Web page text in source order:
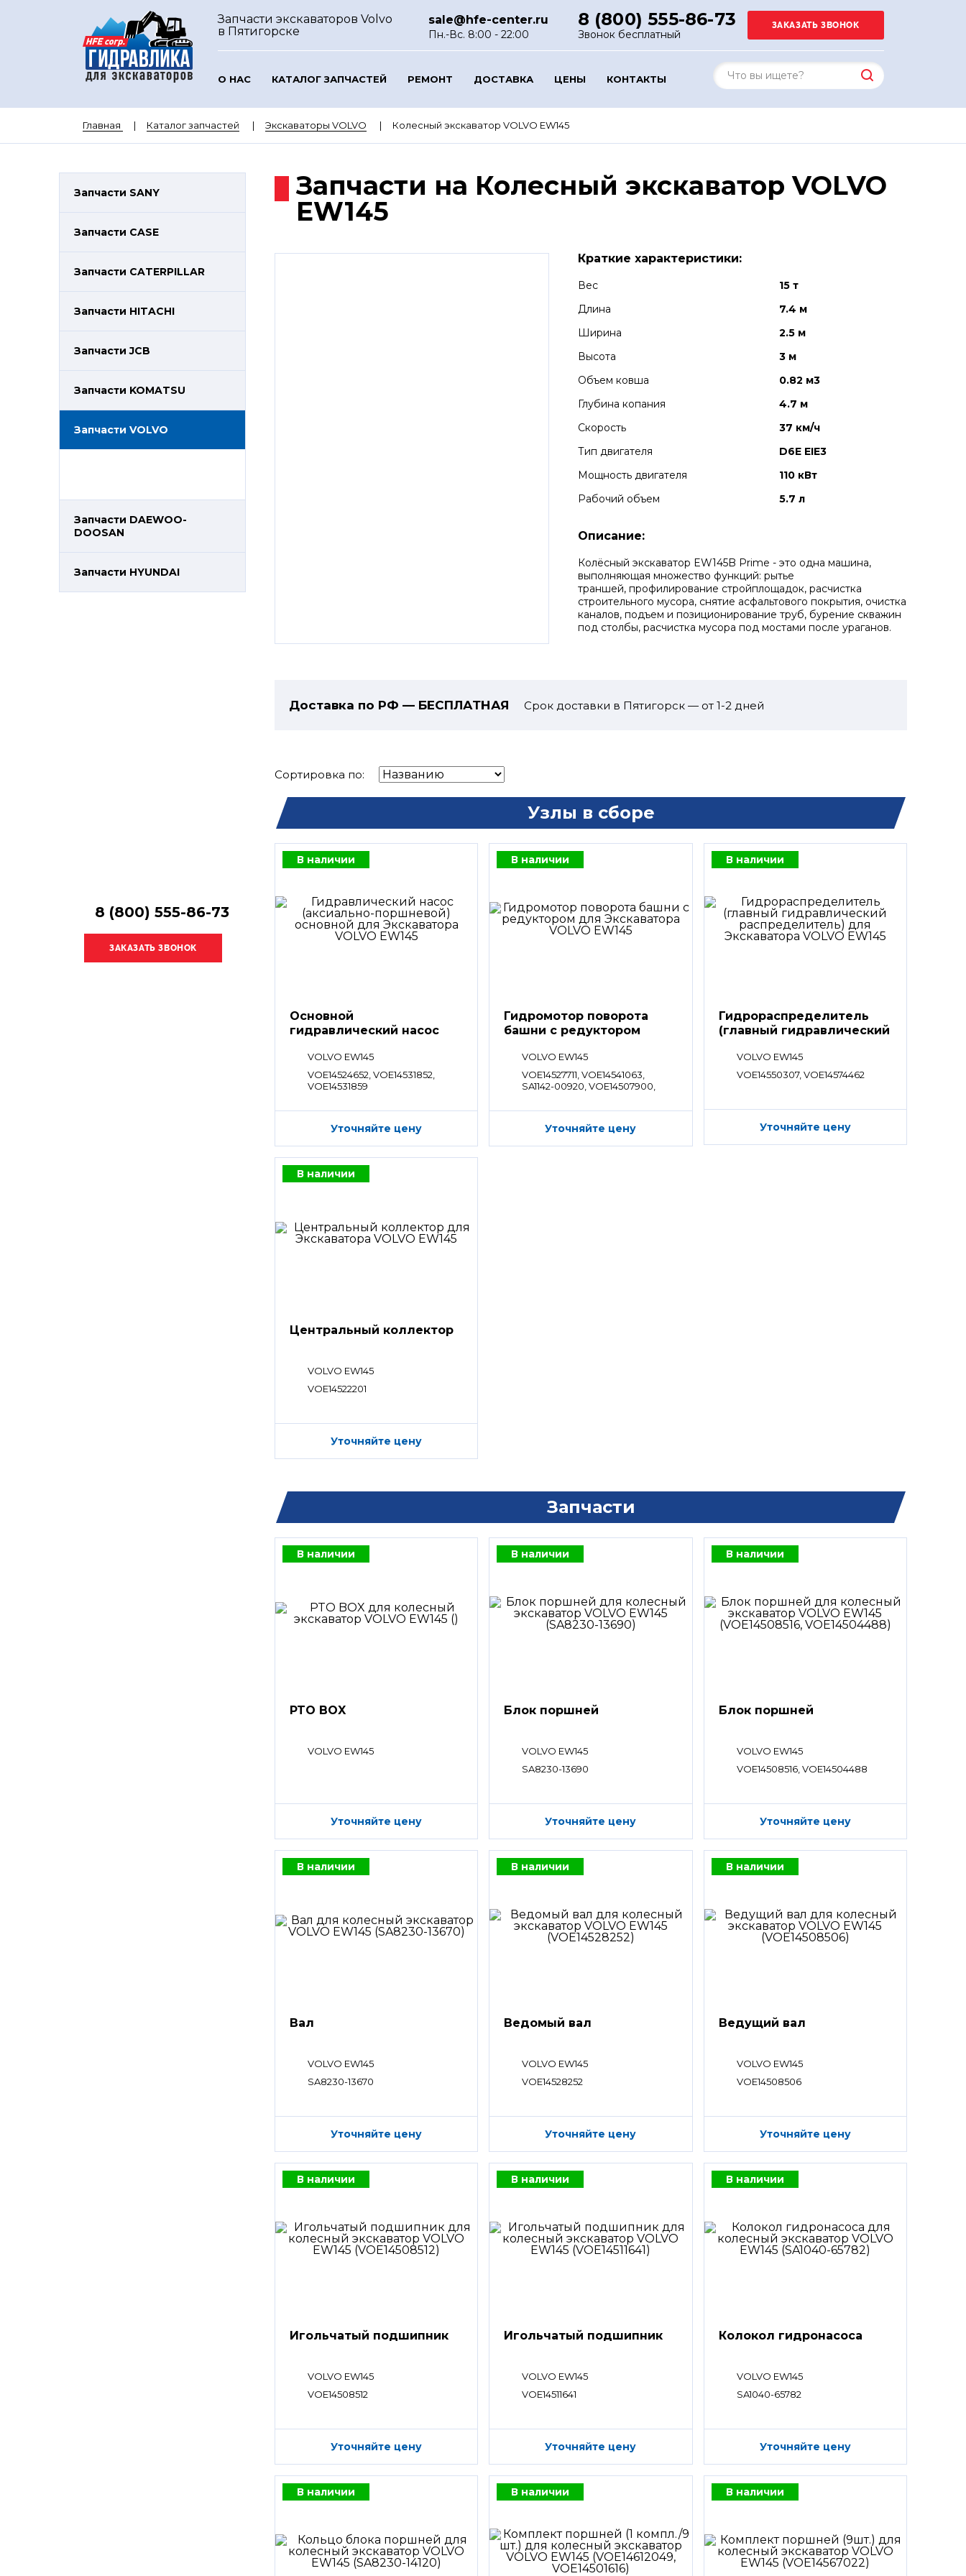
Запчасти экскаваторов Volvo
в Пятигорске
sale@hfe-center.ru
Пн.-Вс. 8:00 - 22:00
8 (800) 555-86-73
Звонок бесплатный
О НАС КАТАЛОГ ЗАПЧАСТЕЙ РЕМОНТ ДОСТАВКА ЦЕНЫ КОНТАКТЫ
Главная Каталог запчастей Экскаваторы VOLVO Колесный экскаватор VOLVO EW145
Запчасти SANY
Запчасти CASE
Запчасти CATERPILLAR
Запчасти HITACHI
Запчасти JCB
Запчасти KOMATSU
Запчасти VOLVO
Запчасти DAEWOO-
DOOSAN
Запчасти HYUNDAI
8 (800) 555-86-73
Запчасти на Колесный экскаватор VOLVO
EW145
Краткие характеристики:
Вес
15 т
Длина
7.4 м
Ширина
2.5 м
Высота
3 м
Объем ковша
0.82 м3
Глубина копания
4.7 м
Скорость
37 км/ч
Тип двигателя
D6E EIE3
Мощность двигателя
110 кВт
Рабочий объем
5.7 л
Описание:
Колёсный экскаватор EW145B Prime - это одна машина,
выполняющая множество функций: рытье
траншей, профилирование стройплощадок, расчистка
строительного мусора, снятие асфальтового покрытия, очистка
каналов, подъем и позиционирование труб, бурение скважин
под столбы, расчистка мусора под мостами после ураганов.
Доставка по РФ — БЕСПЛАТНАЯ Срок доставки в Пятигорск — от 1-2 дней
Сортировка по:
Узлы в сборе
В наличии
Основной
гидравлический насос
VOLVO EW145
VOE14524652, VOE14531852,
VOE14531859
Уточняйте цену
В наличии
Гидромотор поворота
башни с редуктором
VOLVO EW145
VOE14527711, VOE14541063,
SA1142-00920, VOE14507900,
VOE14559150
Уточняйте цену
В наличии
Гидрораспределитель
(главный гидравлический
VOLVO EW145
VOE14550307, VOE14574462
Уточняйте цену
В наличии
Центральный коллектор
VOLVO EW145
VOE14522201
Уточняйте цену
Запчасти
В наличии
PTO BOX
VOLVO EW145
Уточняйте цену
В наличии
Блок поршней
VOLVO EW145
SA8230-13690
Уточняйте цену
В наличии
Блок поршней
VOLVO EW145
VOE14508516, VOE14504488
Уточняйте цену
В наличии
Вал
VOLVO EW145
SA8230-13670
Уточняйте цену
В наличии
Ведомый вал
VOLVO EW145
VOE14528252
Уточняйте цену
В наличии
Ведущий вал
VOLVO EW145
VOE14508506
Уточняйте цену
В наличии
Игольчатый подшипник
VOLVO EW145
VOE14508512
Уточняйте цену
В наличии
Игольчатый подшипник
VOLVO EW145
VOE14511641
Уточняйте цену
В наличии
Колокол гидронасоса
VOLVO EW145
SA1040-65782
Уточняйте цену
В наличии В наличии В наличии